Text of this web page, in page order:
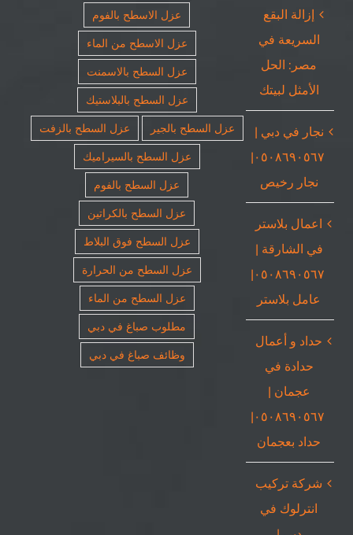
إزالة البقع
السريعة في
مصر: الحل
الأمثل لبيتك
نجار في دبي |
٠٥٠٨٦٩٠٥٦٧|
نجار رخيص
اعمال بلاستر
في الشارقة |
٠٥٠٨٦٩٠٥٦٧|
عامل بلاستر
حداد و أعمال
حدادة في
عجمان |
٠٥٠٨٦٩٠٥٦٧|
حداد بعجمان
شركة تركيب
انترلوك في
عزل الاسطح بالفوم
عزل الاسطح من الماء
عزل السطح بالاسمنت
عزل السطح بالبلاستيك
عزل السطح بالجير
عزل السطح بالزفت
عزل السطح بالسيراميك
عزل السطح بالفوم
عزل السطح بالكراتين
عزل السطح فوق البلاط
عزل السطح من الحرارة
عزل السطح من الماء
مطلوب صباغ في دبي
وظائف صباغ في دبي